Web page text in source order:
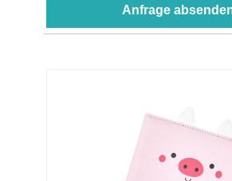
Anfrage